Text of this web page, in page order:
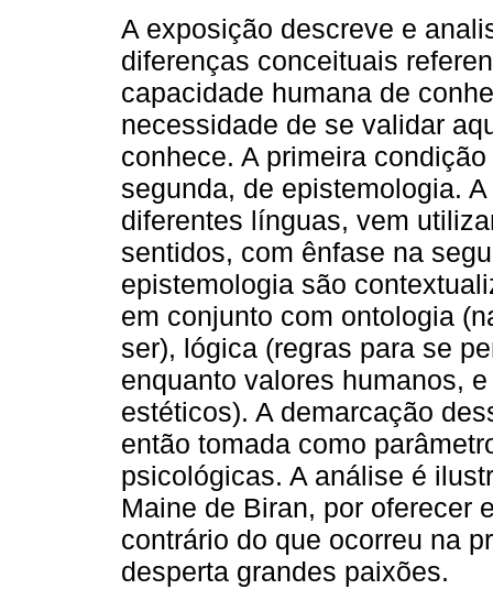
A exposição descreve e
diferenças conceituais
capacidade humana de
necessidade de se validar
conhece. A primeira
segunda, de epistemologia.
diferentes línguas, vem
sentidos, com ênfase na
epistemologia são
em conjunto com ontologia
ser), lógica (regras para se
enquanto valores humanos,
estéticos). A demarcação
então tomada como
psicológicas. A análise é
Maine de Biran, por oferecer
contrário do que ocorreu na
desperta grandes paixões.